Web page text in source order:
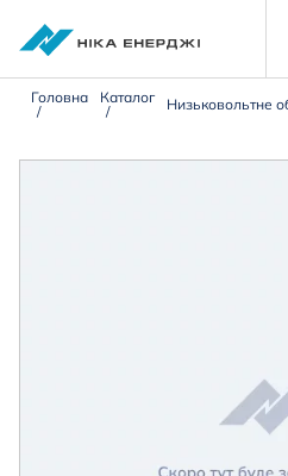
Головна Каталог